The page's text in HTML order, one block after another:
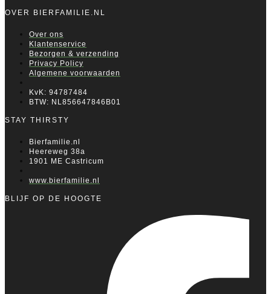
OVER BIERFAMILIE.NL
Over ons
Klantenservice
Bezorgen & verzending
Privacy Policy
Algemene voorwaarden
KvK: 94787484
BTW: NL856647846B01
STAY THIRSTY
Bierfamilie.nl
Heereweg 38a
1901 ME Castricum
www.bierfamilie.nl
BLIJF OP DE HOOGTE